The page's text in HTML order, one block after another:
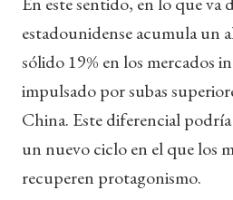
estadounidense acumula un
sólido 19% en los mercados
impulsado por subas
China. Este diferencial
un nuevo ciclo en el que los
recuperen protagonismo.